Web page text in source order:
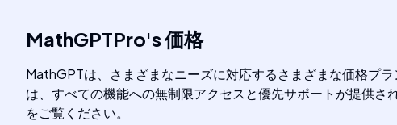
MathGPTPro's価格
MathGPTは、さまざまなニーズに対応するさまざまな価格プ
は、すべての機能への無制限アクセスと優先サポートが提供
をご覧ください。